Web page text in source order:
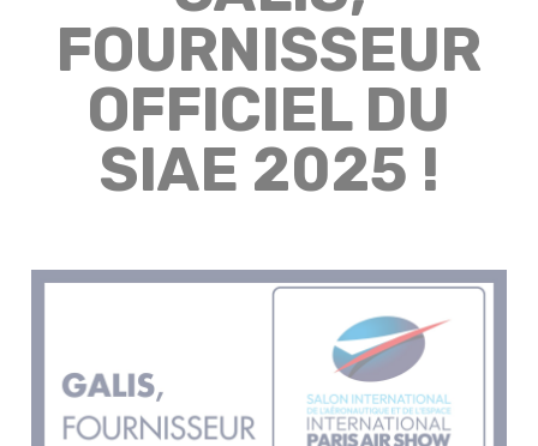
FOURNISSEUR
OFFICIEL DU
SIAE 2025 !